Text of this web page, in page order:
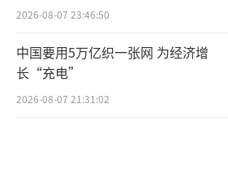
2026-08-07 23:46:50
中国要用5万亿织一张网 为经济增
长“充电”
2026-08-07 21:31:02